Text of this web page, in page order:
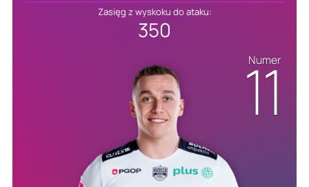
Zasięg z wyskoku do ataku:
350
Numer
11